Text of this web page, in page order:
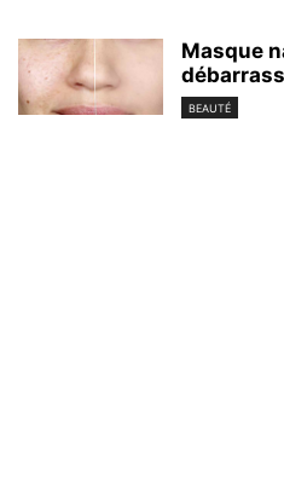
Masque
BEAUTÉ